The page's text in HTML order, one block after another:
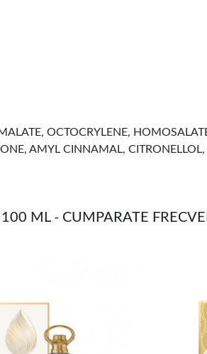
OCTOCRYLENE,
AMYL CINNAMAL,
ML - CUMPARATE